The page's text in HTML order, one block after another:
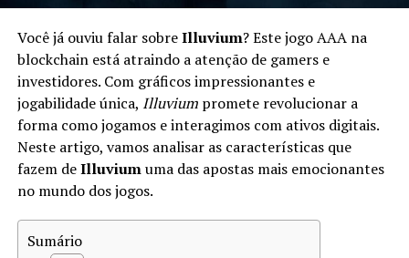
A economia de Star Atlas é complexa e baseada em um
sistema de diferentes tipos de ativos digitais. Os
jogadores podem negociar naves,planetóidese outros
bens dentro do jogo. Aqui estão alguns aspectos chave:
Tokens:Star Atlas utiliza dois tokens principais —
ATLAS e POLIS. ATLAS é utilizado para transações
gerais, enquanto POLIS representa a governança.
Mercado:Os jogadores podem participar em um
mercado dinâmico onde vendem e compram ativos,
influenciando os preços com base na oferta e
Você já ouviu falar sobreIlluvium? Este jogo AAA na
blockchain está atraindo a atenção de gamers e
investidores. Com gráficos impressionantes e
jogabilidade única, Illuviumpromete revolucionar a
forma como jogamos e interagimos com ativos digitais.
Neste artigo, vamos analisar as características que
fazem deIlluviumuma das apostas mais emocionantes
no mundo dos jogos.
Sumário